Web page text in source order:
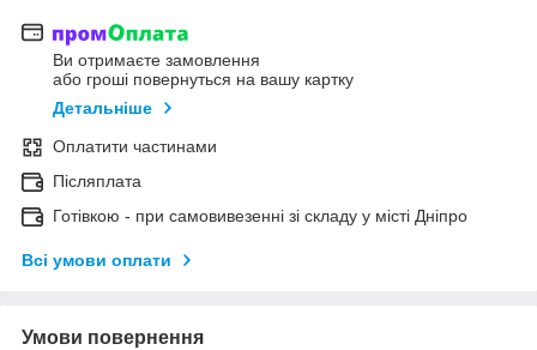
Ви отримаєте замовлення
або гроші повернуться на вашу картку
Детальніше
Оплатити частинами
Післяплата
Готівкою - при самовивезенні зі складу у місті Дніпро
Всі умови оплати
Умови повернення